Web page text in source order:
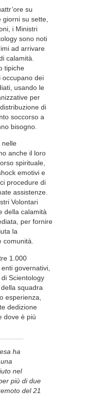
su
su sette,
i Ministri
sono noti
ad arrivare
calamità.
tipiche
occupano dei
usando le
per
di
soccorso a
bisogno.
nelle
anche il loro
spirituale,
emotivi e
procedure di
assistenze.
Volontari
della calamità
per fornire
la
comunità.
1.000
governativi,
Scientology
squadra
esperienza,
dedizione
dove è più
ha
nel
più di due
del 21